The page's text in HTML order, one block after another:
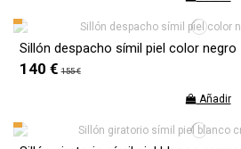
Sillón despacho símil piel color negro
140 € 155 €
Añadir